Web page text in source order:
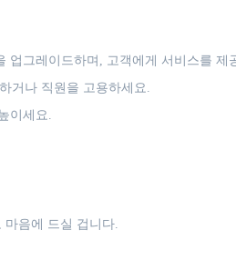
업그레이드하며, 고객에게 서비스를 제
거나 직원을 고용하세요.
이세요.
마음에 드실 겁니다.